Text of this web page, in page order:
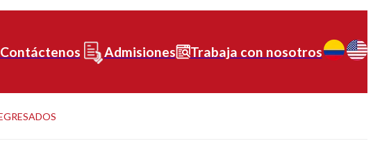
Contáctenos Admisiones Trabaja con nosotros